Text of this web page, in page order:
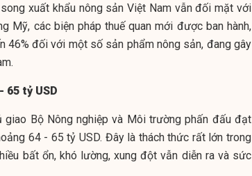
xuất khẩu nông sản Việt Nam vẫn đối mặt với
Mỹ, các biện pháp thuế quan mới được ban hành,
46% đối với một số sản phẩm nông sản, đang gây
65 tỷ USD
giao Bộ Nông nghiệp và Môi trường phấn đấu đạt
64 - 65 tỷ USD. Đây là thách thức rất lớn trong
bất ổn, khó lường, xung đột vẫn diễn ra và sức